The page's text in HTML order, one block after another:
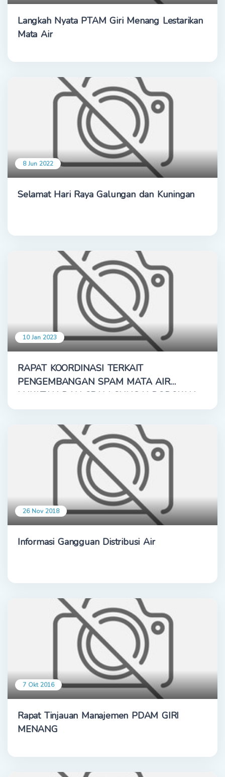
Langkah Nyata PTAM Giri Menang Lestarikan
Mata Air
8 Jun 2022
Selamat Hari Raya Galungan dan Kuningan
10 Jan 2023
RAPAT KOORDINASI TERKAIT
PENGEMBANGAN SPAM MATA AIR
LUKATAN DAN SPAM SUNGAI DODOKAN
26 Nov 2018
Informasi Gangguan Distribusi Air
7 Okt 2016
Rapat Tinjauan Manajemen PDAM GIRI
MENANG